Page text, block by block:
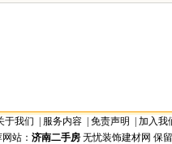
于我们 服务内容 免责声明
加入我
站： 济南二手房 无忧装饰建材网 保